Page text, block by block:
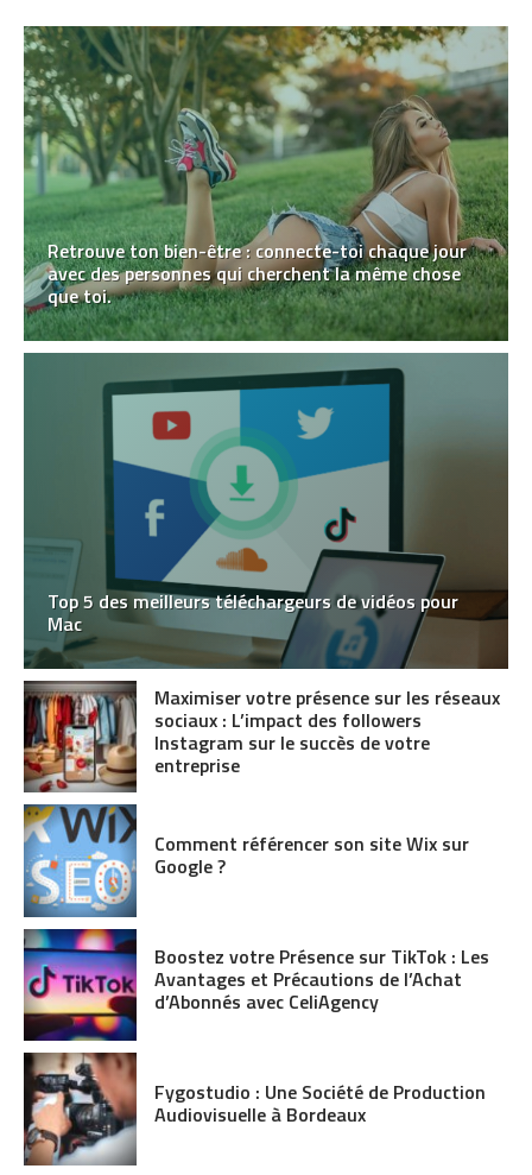
Retrouve ton bien-être : connecte-toi chaque jour
avec des personnes qui cherchent la même chose
que toi.
Top 5 des meilleurs téléchargeurs de vidéos pour
Mac
Maximiser votre présence sur les réseaux
sociaux : L’impact des followers
Instagram sur le succès de votre
entreprise
Comment référencer son site Wix sur
Google ?
Boostez votre Présence sur TikTok : Les
Avantages et Précautions de l’Achat
d’Abonnés avec CeliAgency
Fygostudio : Une Société de Production
Audiovisuelle à Bordeaux